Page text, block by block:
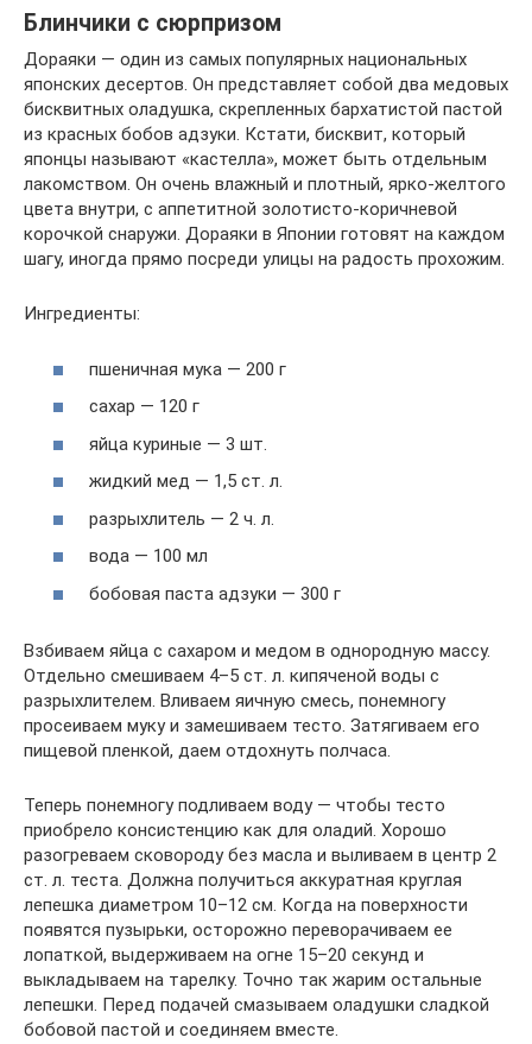
Блинчики с сюрпризом
Дораяки — один из самых популярных национальных
японских десертов. Он представляет собой два медовых
бисквитных оладушка, скрепленных бархатистой пастой
из красных бобов адзуки. Кстати, бисквит, который
японцы называют «кастелла», может быть отдельным
лакомством. Он очень влажный и плотный, ярко-желтого
цвета внутри, с аппетитной золотисто-коричневой
корочкой снаружи. Дораяки в Японии готовят на каждом
шагу, иногда прямо посреди улицы на радость прохожим.
Ингредиенты:
пшеничная мука — 200 г
сахар — 120 г
яйца куриные — 3 шт.
жидкий мед — 1,5 ст. л.
разрыхлитель — 2 ч. л.
вода — 100 мл
бобовая паста адзуки — 300 г
Взбиваем яйца с сахаром и медом в однородную массу.
Отдельно смешиваем 4–5 ст. л. кипяченой воды с
разрыхлителем. Вливаем яичную смесь, понемногу
просеиваем муку и замешиваем тесто. Затягиваем его
пищевой пленкой, даем отдохнуть полчаса.
Теперь понемногу подливаем воду — чтобы тесто
приобрело консистенцию как для оладий. Хорошо
разогреваем сковороду без масла и выливаем в центр 2
ст. л. теста. Должна получиться аккуратная круглая
лепешка диаметром 10–12 см. Когда на поверхности
появятся пузырьки, осторожно переворачиваем ее
лопаткой, выдерживаем на огне 15–20 секунд и
выкладываем на тарелку. Точно так жарим остальные
лепешки. Перед подачей смазываем оладушки сладкой
бобовой пастой и соединяем вместе.